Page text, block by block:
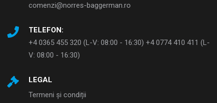
comenzi@norres-baggerman.ro
TELEFON:
+4 0365 455 320 (L-V: 08:00 - 16:30) +4 0774 410 411 (L-
V: 08:00 - 16:30)
LEGAL
Termeni și condiții